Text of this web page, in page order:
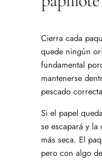
Cierra cada
quede ningún
fundamental
mantenerse
pescado
Si el papel
se escapará y
más seca. El
pero con algo